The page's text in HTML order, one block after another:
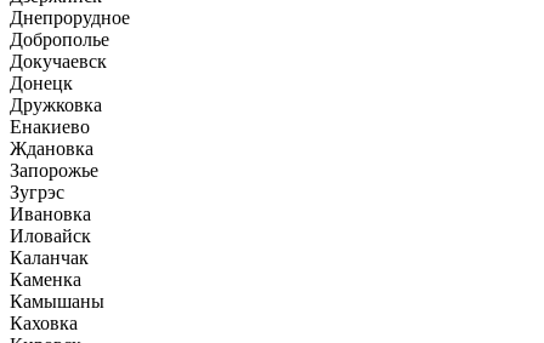
Днепрорудное
Доброполье
Докучаевск
Донецк
Дружковка
Енакиево
Ждановка
Запорожье
Зугрэс
Ивановка
Иловайск
Каланчак
Каменка
Камышаны
Каховка